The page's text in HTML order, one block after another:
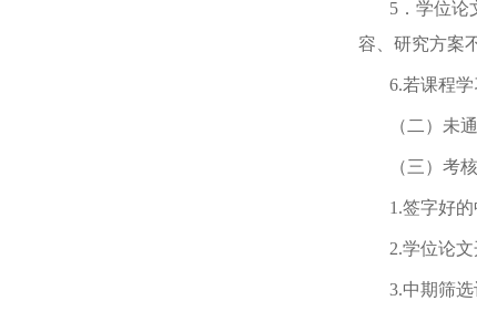
5 ．学位
容、研究方案
6.若课程
（二）未
（三）考
1.签字好的
2.学位论文
3.中期筛